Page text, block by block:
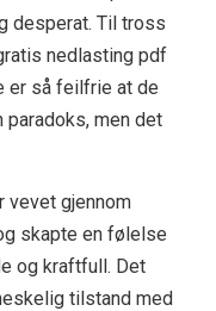
desperat. Til tross
nedlasting pdf
er så feilfrie at de
paradoks, men det
vevet gjennom
skapte en følelse
og kraftfull. Det
tilstand med